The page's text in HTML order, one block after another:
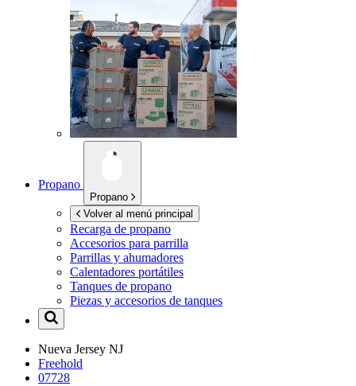
Propano
Propano
Volver al menú principal
Recarga de propano
Accesorios para parrilla
Parrillas y ahumadores
Calentadores portátiles
Tanques de propano
Piezas y accesorios de tanques
Nueva Jersey NJ
Freehold
07728